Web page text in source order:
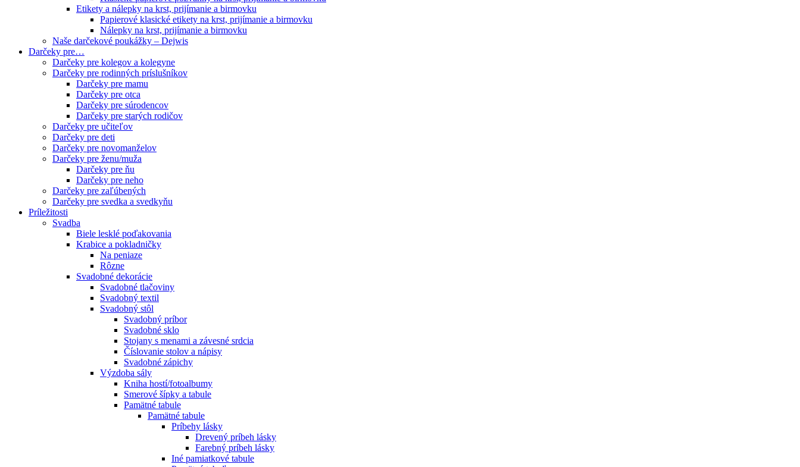
Etikety a nálepky na krst, prijímanie a birmovku
Papierové klasické etikety na krst, prijímanie a birmovku
Nálepky na krst, prijímanie a birmovku
Naše darčekové poukážky – Dejwis
Darčeky pre…
Darčeky pre kolegov a kolegyne
Darčeky pre rodinných príslušníkov
Darčeky pre mamu
Darčeky pre otca
Darčeky pre súrodencov
Darčeky pre starých rodičov
Darčeky pre učiteľov
Darčeky pre deti
Darčeky pre novomanželov
Darčeky pre ženu/muža
Darčeky pre ňu
Darčeky pre neho
Darčeky pre zaľúbených
Darčeky pre svedka a svedkyňu
Príležitosti
Svadba
Biele lesklé poďakovania
Krabice a pokladničky
Na peniaze
Rôzne
Svadobné dekorácie
Svadobné tlačoviny
Svadobný textil
Svadobný stôl
Svadobný príbor
Svadobné sklo
Stojany s menami a závesné srdcia
Číslovanie stolov a nápisy
Svadobné zápichy
Výzdoba sály
Kniha hostí/fotoalbumy
Smerové šípky a tabule
Pamätné tabule
Pamätné tabule
Príbehy lásky
Drevený príbeh lásky
Farebný príbeh lásky
Iné pamiatkové tabule